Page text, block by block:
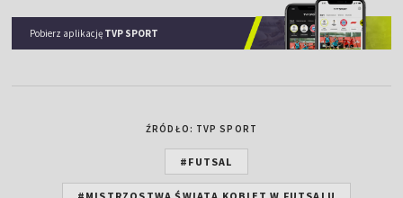
Pobierz aplikację TVP SPORT
ŹRÓDŁO: TVP SPORT
#FUTSAL